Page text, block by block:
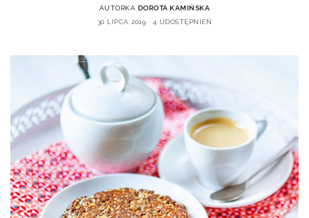
AUTORKA DOROTA KAMIŃSKA
30 LIPCA 2019
4 UDOSTĘPNIEŃ